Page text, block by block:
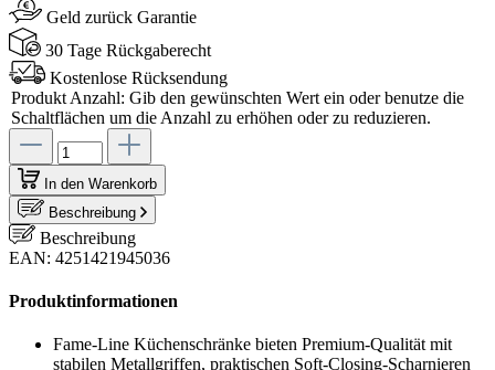
Geld zurück Garantie
30 Tage Rückgaberecht
Kostenlose Rücksendung
Produkt Anzahl: Gib den gewünschten Wert ein oder benutze die
Schaltflächen um die Anzahl zu erhöhen oder zu reduzieren.
In den Warenkorb
Beschreibung
Beschreibung
EAN: 4251421945036
Produktinformationen
Fame-Line Küchenschränke bieten Premium-Qualität mit
stabilen Metallgriffen, praktischen Soft-Closing-Scharnieren